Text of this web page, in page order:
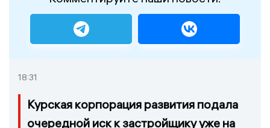
18:31
Курская корпорация развития подала
очередной иск к застройщику уже на